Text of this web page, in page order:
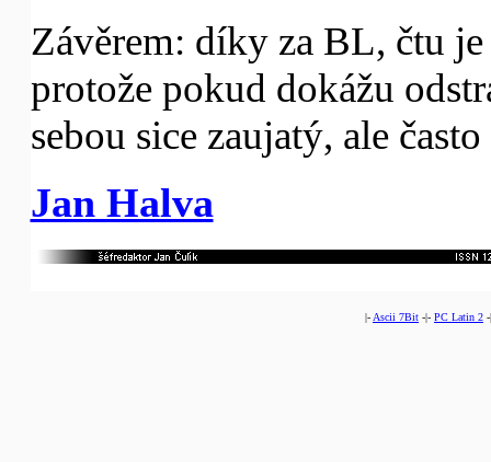
Závěrem: díky za BL, čtu
protože pokud dokážu
sebou sice zaujatý, ale
Jan Halva
|- Ascii 7Bit -|- PC Latin 2